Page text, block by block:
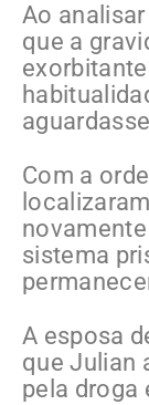
Ao
que a
Com a
sistema
A esposa
que Julian
pela droga